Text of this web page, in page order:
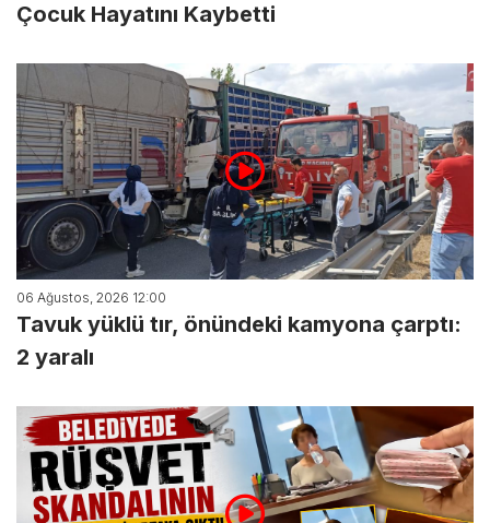
Çocuk Hayatını Kaybetti
06 Ağustos, 2026 12:00
Tavuk yüklü tır, önündeki kamyona çarptı:
2 yaralı